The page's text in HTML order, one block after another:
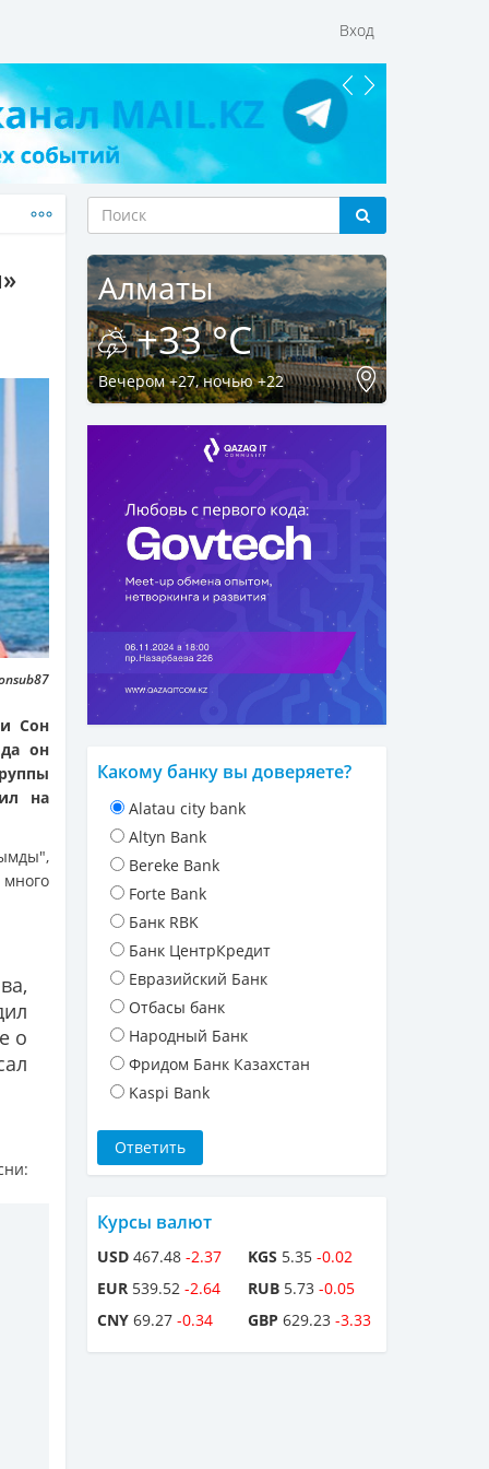
Вход
Сон
он
на
о
Алматы
+33 °C
Вечером +27, ночью +22
Какому банку вы доверяете?
Alatau city bank
Altyn Bank
Bereke Bank
Forte Bank
Банк RBK
Банк ЦентрКредит
Евразийский Банк
Отбасы банк
Народный Банк
Фридом Банк Казахстан
Kaspi Bank
Курсы валют
USD 467.48 -2.37
EUR 539.52 -2.64
CNY 69.27 -0.34
KGS 5.35 -0.02
RUB 5.73 -0.05
GBP 629.23 -3.33